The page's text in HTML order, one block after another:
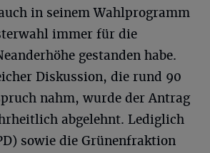
in seinem Wahlprogramm
immer für die
gestanden habe.
Diskussion, die rund 90
nahm, wurde der Antrag
abgelehnt. Lediglich
sowie die Grünenfraktion